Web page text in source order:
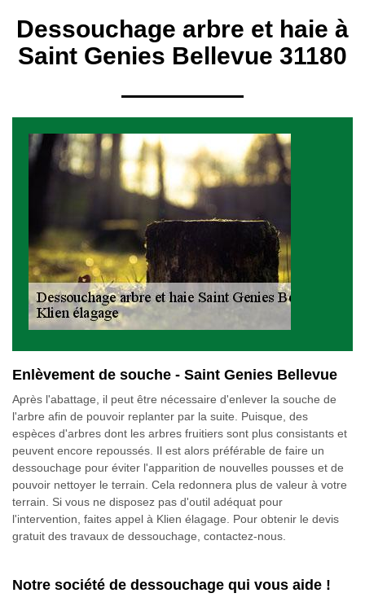
Dessouchage arbre et haie à
Saint Genies Bellevue 31180
Enlèvement de souche - Saint Genies Bellevue
Après l'abattage, il peut être nécessaire d'enlever la souche de
l'arbre afin de pouvoir replanter par la suite. Puisque, des
espèces d'arbres dont les arbres fruitiers sont plus consistants et
peuvent encore repoussés. Il est alors préférable de faire un
dessouchage pour éviter l'apparition de nouvelles pousses et de
pouvoir nettoyer le terrain. Cela redonnera plus de valeur à votre
terrain. Si vous ne disposez pas d'outil adéquat pour
l'intervention, faites appel à Klien élagage. Pour obtenir le devis
gratuit des travaux de dessouchage, contactez-nous.
Notre société de dessouchage qui vous aide !